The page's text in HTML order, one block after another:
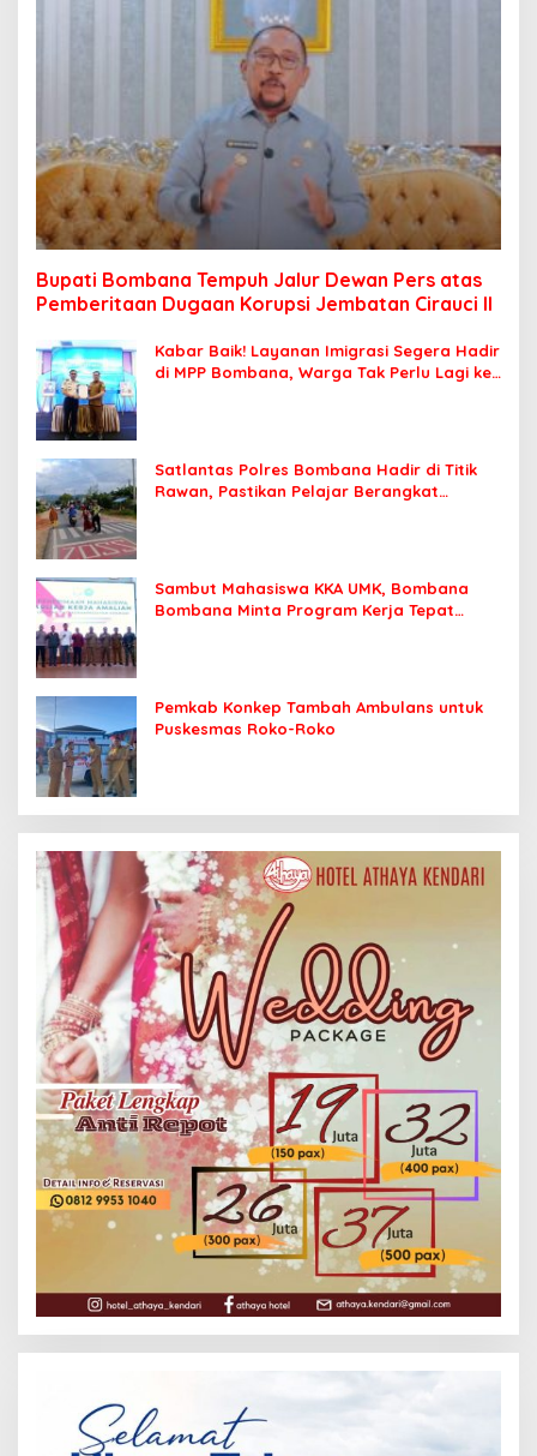
Bupati Bombana Tempuh Jalur Dewan Pers atas
Pemberitaan Dugaan Korupsi Jembatan Cirauci II
Kabar Baik! Layanan Imigrasi Segera Hadir
di MPP Bombana, Warga Tak Perlu Lagi ke
Satlantas Polres Bombana Hadir di Titik
Rawan, Pastikan Pelajar Berangkat
Sambut Mahasiswa KKA UMK, Bombana
Bombana Minta Program Kerja Tepat
Pemkab Konkep Tambah Ambulans untuk
Puskesmas Roko-Roko